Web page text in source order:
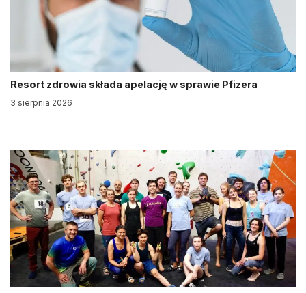
Resort zdrowia składa apelację w sprawie Pfizera
3 sierpnia 2026